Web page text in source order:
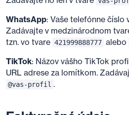
WhatsApp: Vaše telefónne číslo
Zadávajte v medzinárodnom
tzn. vo tvare 421999888777 alebo
TikTok: Názov vášho TikTok
URL adrese za lomítkom.
@vas-profil .